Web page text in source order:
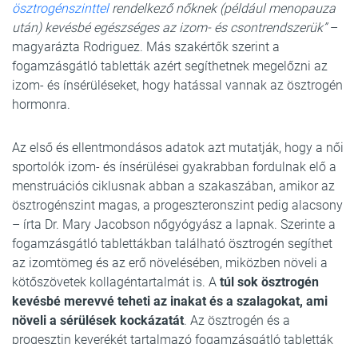
ösztrogénszinttelrendelkező nőknek (például menopauza
után) kevésbé egészséges az izom- és csontrendszerük”–
magyarázta Rodriguez. Más szakértők szerint a
fogamzásgátló tabletták azért segíthetnek megelőzni az
izom- és ínsérüléseket, hogy hatással vannak az ösztrogén
hormonra.
Az első és ellentmondásos adatok azt mutatják, hogy a női
sportolók izom- és ínsérülései gyakrabban fordulnak elő a
menstruációs ciklusnak abban a szakaszában, amikor az
ösztrogénszint magas, a progeszteronszint pedig alacsony
– írta Dr. Mary Jacobson nőgyógyász a lapnak. Szerinte a
fogamzásgátló tablettákban található ösztrogén segíthet
az izomtömeg és az erő növelésében, miközben növeli a
kötőszövetek kollagéntartalmát is. A túl sok ösztrogén
kevésbé merevvé teheti az inakat és a szalagokat, ami
növeli a sérülések kockázatát. Az ösztrogén és a
progesztin keverékét tartalmazó fogamzásgátló tabletták